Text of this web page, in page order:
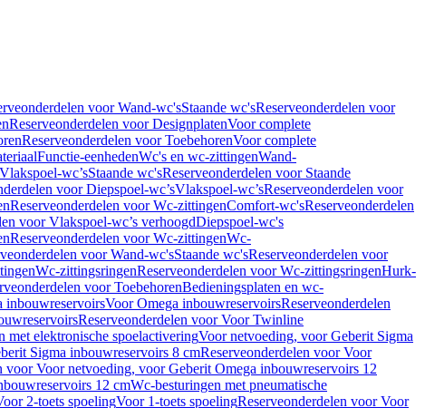
voor Wand-wc'sStaande wc'sReserveonderdelen voor
Reserveonderdelen voor DesignplatenVoor complete
Reserveonderdelen voor ToebehorenVoor complete
Functie-eenhedenWc's en wc-zittingenWand-
wc’sStaande wc'sReserveonderdelen voor Staande
voor Diepspoel-wc’sVlakspoel-wc’sReserveonderdelen voor
Reserveonderdelen voor Wc-zittingenComfort-wc'sReserveonderdelen
voor Vlakspoel-wc’s verhoogdDiepspoel-wc's
Reserveonderdelen voor Wc-zittingenWc-
voor Wand-wc'sStaande wc'sReserveonderdelen voor
Wc-zittingsringenReserveonderdelen voor Wc-zittingsringenHurk-
voor ToebehorenBedieningsplaten en wc-
inbouwreservoirsVoor Omega inbouwreservoirsReserveonderdelen
Reserveonderdelen voor Voor Twinline
met elektronische spoelactiveringVoor netvoeding, voor Geberit Sigma
Sigma inbouwreservoirs 8 cmReserveonderdelen voor Voor
voor Voor netvoeding, voor Geberit Omega inbouwreservoirs 12
12 cmWc-besturingen met pneumatische
2-toets spoelingVoor 1-toets spoelingReserveonderdelen voor Voor